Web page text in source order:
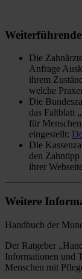
Die
Anfrage
ihrem
welche
Die
das Faltblatt
für
eingestellt:
Die
den Zahntipp
ihrer
Weitere
Handbuch der
Der Ratgeber
Informationen und
Menschen mit